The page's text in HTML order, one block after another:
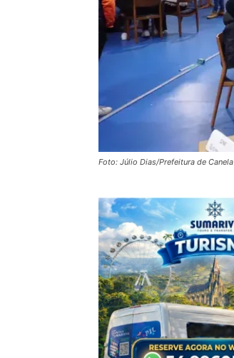
Foto: Júlio Dias/Prefeitura de Canela